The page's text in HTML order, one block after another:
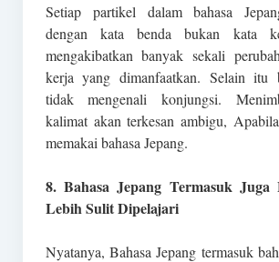
Setiap partikel dalam bahasa
dengan kata benda bukan kata
mengakibatkan banyak sekali
kerja yang dimanfaatkan. Selain itu
tidak mengenali konjungsi.
kalimat akan terkesan ambigu,
memakai bahasa Jepang.
8. Bahasa Jepang Termasuk Juga
Lebih Sulit Dipelajari
Nyatanya, Bahasa Jepang termasuk